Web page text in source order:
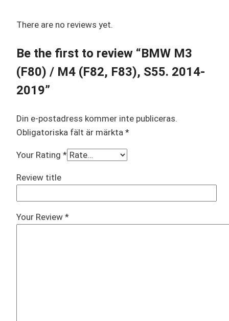
There are no reviews yet.
Be the first to review “BMW M3
(F80) / M4 (F82, F83), S55. 2014-
2019”
Din e-postadress kommer inte publiceras.
Obligatoriska fält är märkta *
Your Rating *
Review title
Your Review *